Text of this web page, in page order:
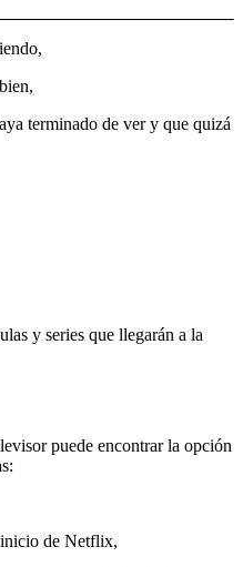
terminado de ver y que quizá
y series que llegarán a la
puede encontrar la opción
inicio de Netflix,